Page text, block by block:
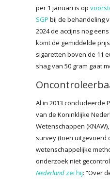
per 1 januari is op
SGP bij de behandeling
2024 de accijns nog
komt de gemiddelde
sigaretten boven de 11
shag van 50 gram gaat
Al in 2013 concludeerde
van de Koninklijke
Wetenschappen
survey (toen uitgevoerd
wetenschappelijke
onderzoek niet
Nederland zei hij: “Over